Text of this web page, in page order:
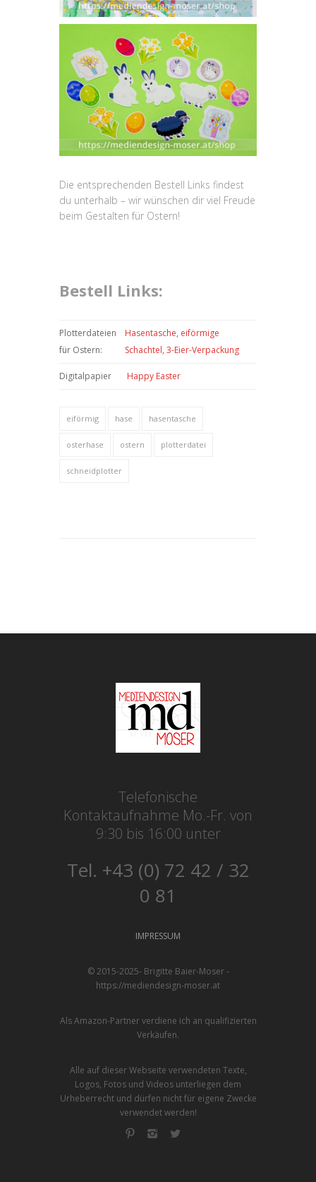
Die entsprechenden Bestell Links findest
du unterhalb – wir wünschen dir viel Freude
beim Gestalten für Ostern!
Bestell Links:
Plotterdateien
für Ostern:
Hasentasche, eiförmige
Schachtel, 3-Eier-Verpackung
Digitalpapier Happy Easter
eiförmig hase hasentasche
osterhase ostern plotterdatei
schneidplotter
Telefonische
Kontaktaufnahme Mo.-Fr. von
9:30 bis 16:00 unter
Tel. +43 (0) 72 42 / 32
0 81
IMPRESSUM
© 2015-2025- Brigitte Baier-Moser -
https://mediendesign-moser.at
Als Amazon-Partner verdiene ich an qualifizierten
Verkäufen.
Alle auf dieser Webseite verwendeten Texte,
Logos, Fotos und Videos unterliegen dem
Urheberrecht und dürfen nicht für eigene Zwecke
verwendet werden!